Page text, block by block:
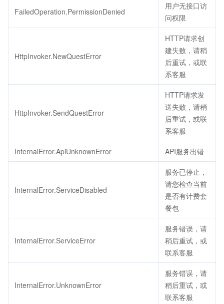
FailedOperation.PermissionDenied
用户无接口访
问权限
HttpInvoker.NewQuestError
HTTP请求创
建失败，请稍
后重试，或联
系客服
HttpInvoker.SendQuestError
HTTP请求发
送失败，请稍
后重试，或联
系客服
InternalError.ApiUnknownError API服务出错
InternalError.ServiceDisabled
服务已停止，
请您检查当前
是否有计费套
餐包
InternalError.ServiceError
服务错误，请
稍后重试，或
联系客服
InternalError.UnknownError
服务错误，请
稍后重试，或
联系客服